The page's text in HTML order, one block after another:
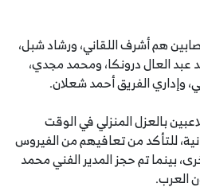
هم أشرف اللقاني، ورشاد شبل،
العال درونكا، ومحمد مجدي،
وإداري الفريق أحمد شعلان.
بالعزل المنزلي في الوقت
للتأكد من تعافيهم من الفيروس
بينما تم حجز المدير الفني محمد
العرب.